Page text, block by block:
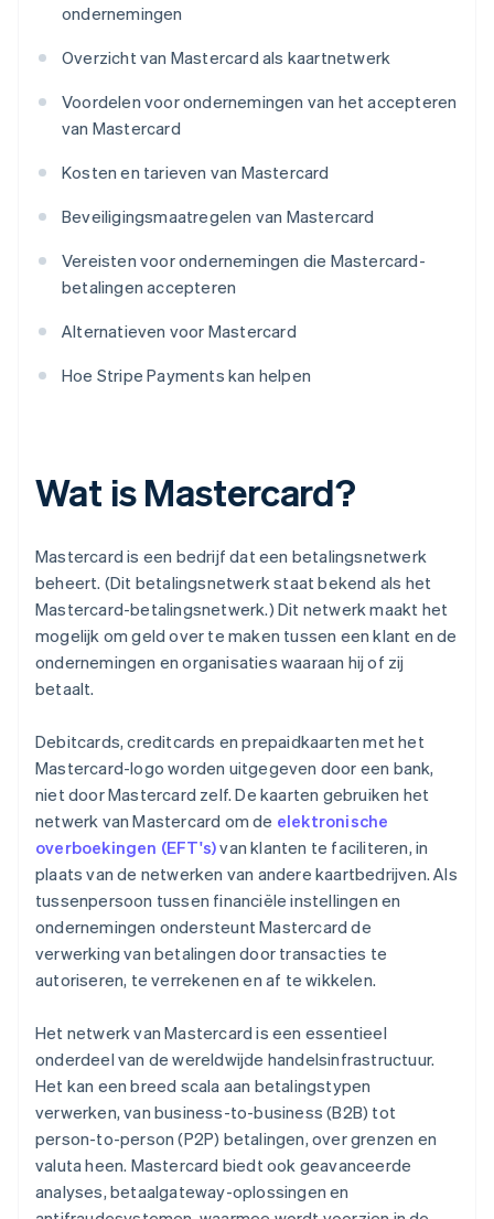
ondernemingen
Overzicht van Mastercard als kaartnetwerk
Voordelen voor ondernemingen van het accepteren
van Mastercard
Kosten en tarieven van Mastercard
Beveiligingsmaatregelen van Mastercard
Vereisten voor ondernemingen die Mastercard-
betalingen accepteren
Alternatieven voor Mastercard
Hoe Stripe Payments kan helpen
Wat is Mastercard?
Mastercard is een bedrijf dat een betalingsnetwerk
beheert. (Dit betalingsnetwerk staat bekend als het
Mastercard-betalingsnetwerk.) Dit netwerk maakt het
mogelijk om geld over te maken tussen een klant en de
ondernemingen en organisaties waaraan hij of zij
betaalt.
Debitcards, creditcards en prepaidkaarten met het
Mastercard-logo worden uitgegeven door een bank,
niet door Mastercard zelf. De kaarten gebruiken het
netwerk van Mastercard om de elektronische
overboekingen (EFT's)van klanten te faciliteren, in
plaats van de netwerken van andere kaartbedrijven. Als
tussenpersoon tussen financiële instellingen en
ondernemingen ondersteunt Mastercard de
verwerking van betalingen door transacties te
autoriseren, te verrekenen en af te wikkelen.
Het netwerk van Mastercard is een essentieel
onderdeel van de wereldwijde handelsinfrastructuur.
Het kan een breed scala aan betalingstypen
verwerken, van business-to-business (B2B) tot
person-to-person (P2P) betalingen, over grenzen en
valuta heen. Mastercard biedt ook geavanceerde
analyses, betaalgateway-oplossingen en